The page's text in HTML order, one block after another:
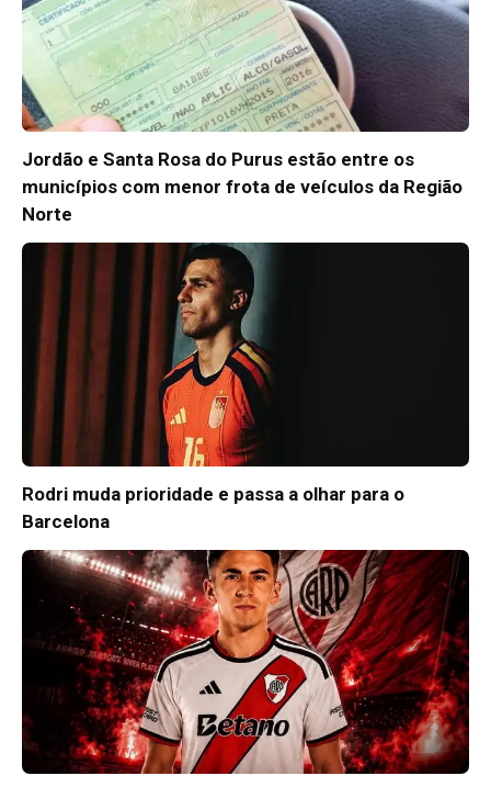
Jordão e Santa Rosa do Purus estão entre os
municípios com menor frota de veículos da Região
Norte
Rodri muda prioridade e passa a olhar para o
Barcelona